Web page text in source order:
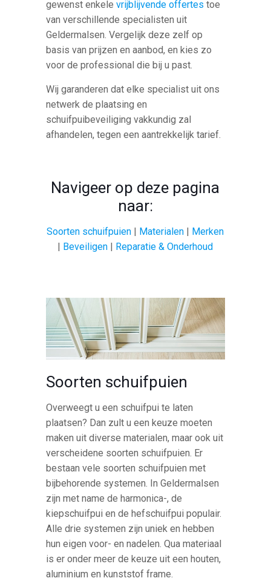
gewenst enkelevrijblijvende offertes toe
van verschillende specialisten uit
Geldermalsen. Vergelijk deze zelf op
basis van prijzen en aanbod, en kies zo
voor de professional die bij u past.
Wij garanderen dat elke specialist uit ons
netwerk de plaatsing en
schuifpuibeveiliging vakkundig zal
afhandelen, tegen een aantrekkelijk tarief.
Navigeer op deze pagina
naar:
Soorten schuifpuien | Materialen | Merken
| Beveiligen | Reparatie & Onderhoud
Soorten schuifpuien
Overweegt u een schuifpui te laten
plaatsen? Dan zult u een keuze moeten
maken uit diverse materialen, maar ook uit
verscheidene soorten schuifpuien. Er
bestaan vele soorten schuifpuien met
bijbehorende systemen. In Geldermalsen
zijn met name de harmonica-, de
kiepschuifpui en de hefschuifpui populair.
Alle drie systemen zijn uniek en hebben
hun eigen voor- en nadelen. Qua materiaal
is er onder meer de keuze uit een houten,
aluminium en kunststof frame.